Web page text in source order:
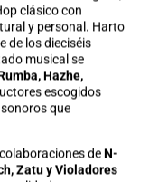
clásico con
y personal. Harto
de los dieciséis
musical se
Hazhe,
escogidos
que
deN-
Zatu y Violadores